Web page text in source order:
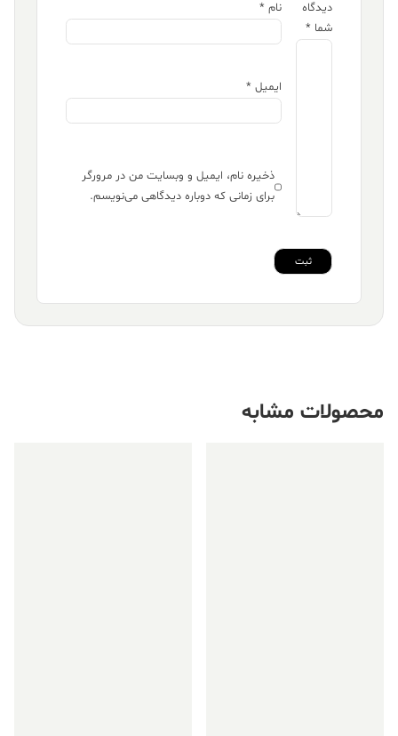
دیدگاه
شما *
نام *
ایمیل *
ذخیره نام، ایمیل و وبسایت من در مرورگر
برای زمانی که دوباره دیدگاهی می‌نویسم.
محصولات مشابه